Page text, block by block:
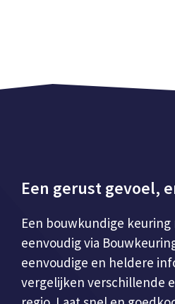
Een gerust gevoel,
Een bouwkundige keuring
eenvoudig via
eenvoudige en heldere
vergelijken verschillende